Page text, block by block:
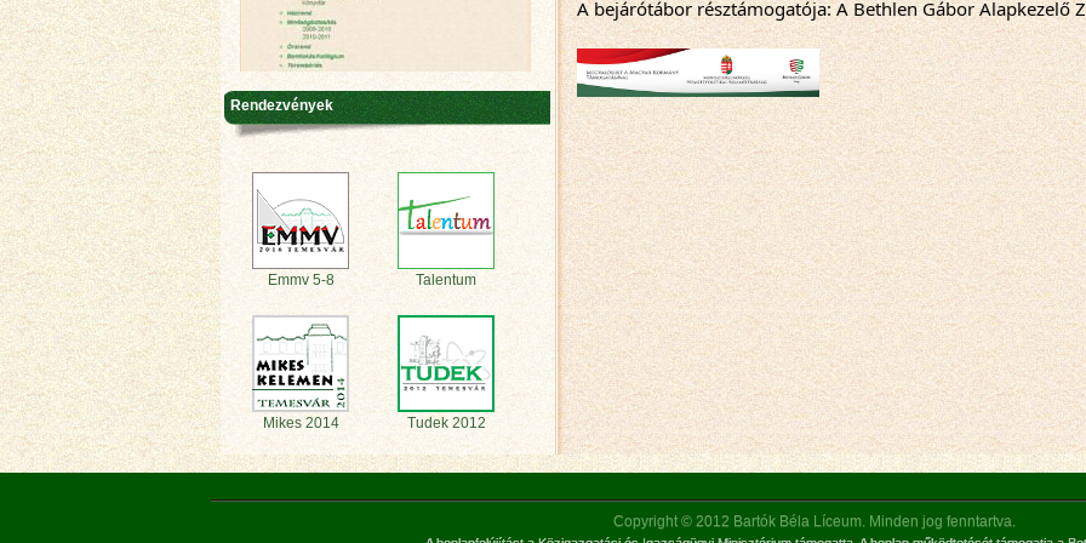
A bejárótábor résztámogatója: A Bethlen Gábor Alapkezelő
Rendezvények
Emmv 5-8 Talentum
Mikes 2014 Tudek 2012
Copyright © 2012 Bartók Béla Líceum. Minden jog fenntartva.